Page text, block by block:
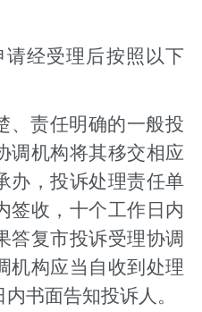
经受理后按照以下
、责任明确的一般投
调机构将其移交相应
办，投诉处理责任单
签收，十个工作日内
答复市投诉受理协调
机构应当自收到处理
书面告知投诉人。